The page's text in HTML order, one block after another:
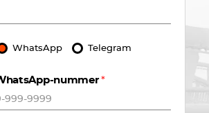
WhatsApp Telegram
nummer*